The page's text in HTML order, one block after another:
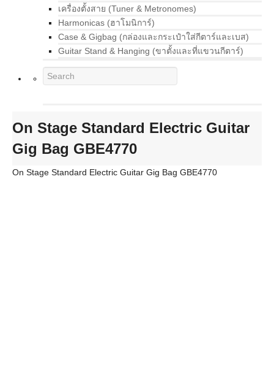
เครื่องตั้งสาย (Tuner & Metronomes)
Harmonicas (ฮาโมนิการ์)
Case & Gigbag (กล่องและกระเป๋าใส่กีตาร์และเบส)
Guitar Stand & Hanging (ขาตั้งและที่แขวนกีตาร์)
On Stage Standard Electric Guitar
Gig Bag GBE4770
On Stage Standard Electric Guitar Gig Bag GBE4770